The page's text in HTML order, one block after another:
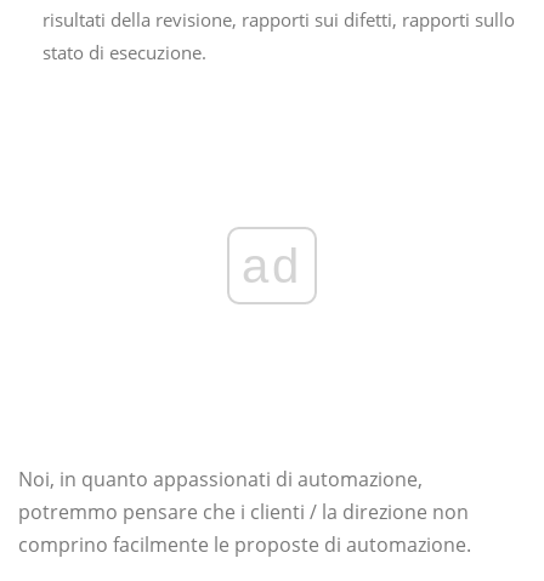
risultati della revisione, rapporti sui difetti, rapporti sullo
stato di esecuzione.
ad
Noi, in quanto appassionati di automazione,
potremmo pensare che i clienti / la direzione non
comprino facilmente le proposte di automazione.